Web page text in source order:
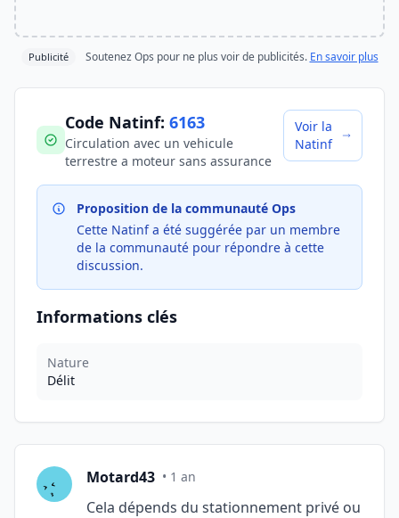
Publicité Soutenez Ops pour ne plus voir de publicités. En savoir plus
Code Natinf: 6163
Circulation avec un vehicule
terrestre a moteur sans assurance
Voir la
Natinf
Proposition de la communauté Ops
Cette Natinf a été suggérée par un membre
de la communauté pour répondre à cette
discussion.
Informations clés
Nature
Délit
Motard43 • 1 an
Cela dépends du stationnement privé ou